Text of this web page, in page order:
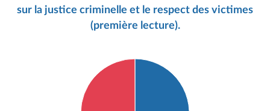
sur la justice criminelle et le respect des victimes
(première lecture).